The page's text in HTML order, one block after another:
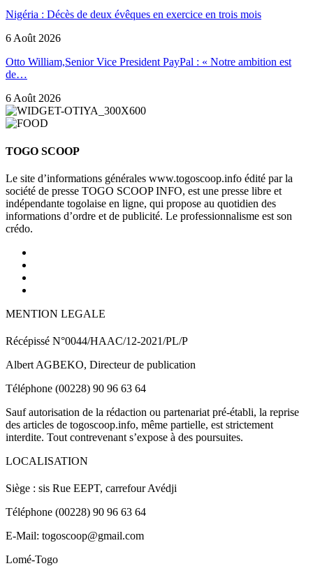
Nigéria : Décès de deux évêques en exercice en trois mois
6 Août 2026
Otto William,Senior Vice President PayPal : « Notre ambition est
de…
6 Août 2026
TOGO SCOOP
Le site d’informations générales www.togoscoop.info édité par la
société de presse TOGO SCOOP INFO, est une presse libre et
indépendante togolaise en ligne, qui propose au quotidien des
informations d’ordre et de publicité. Le professionnalisme est son
crédo.
MENTION LEGALE
Récépissé N°0044/HAAC/12-2021/PL/P
Albert AGBEKO, Directeur de publication
Téléphone (00228) 90 96 63 64
Sauf autorisation de la rédaction ou partenariat pré-établi, la reprise
des articles de togoscoop.info, même partielle, est strictement
interdite. Tout contrevenant s’expose à des poursuites.
LOCALISATION
Siège : sis Rue EEPT, carrefour Avédji
Téléphone (00228) 90 96 63 64
E-Mail: togoscoop@gmail.com
Lomé-Togo